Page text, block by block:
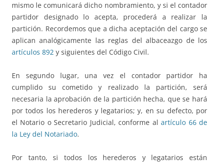
mismo le comunicará dicho nombramiento, y si el contador
partidor designado lo acepta, procederá a realizar la
partición. Recordemos que a dicha aceptación del cargo se
aplican analógicamente las reglas del albaceazgo de los
artículos 892 y siguientes del Código Civil.
En segundo lugar, una vez el contador partidor ha
cumplido su cometido y realizado la partición, será
necesaria la aprobación de la partición hecha, que se hará
por todos los herederos y legatarios; y, en su defecto, por
el Notario o Secretario Judicial, conforme alartículo 66 de
la Ley del Notariado.
Por tanto, si todos los herederos y legatarios están